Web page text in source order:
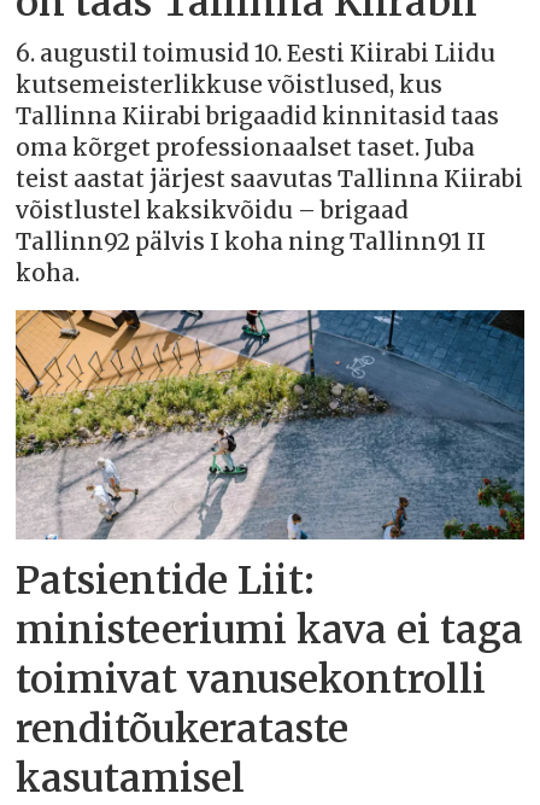
6. augustil toimusid 10. Eesti Kiirabi Liidu
kutsemeisterlikkuse võistlused, kus
Tallinna Kiirabi brigaadid kinnitasid taas
oma kõrget professionaalset taset. Juba
teist aastat järjest saavutas Tallinna Kiirabi
võistlustel kaksikvõidu – brigaad
Tallinn92 pälvis I koha ning Tallinn91 II
koha.
Patsientide Liit:
ministeeriumi kava ei taga
toimivat vanusekontrolli
renditõukerataste
kasutamisel